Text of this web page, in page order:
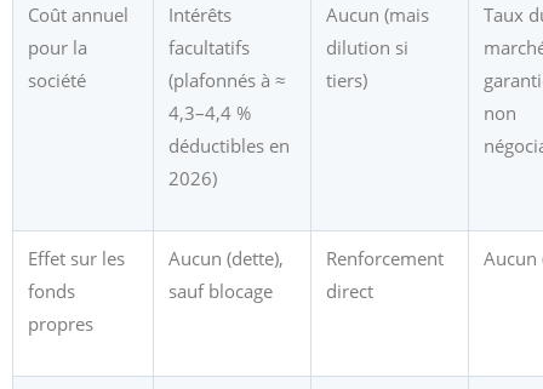
Coût annuel
pour la
société
Intérêts
facultatifs
(plafonnés à ≈
4,3–4,4 %
déductibles en
2026)
Aucun (mais
dilution si
tiers)
Taux
non
Effet sur les
fonds
propres
Aucun (dette),
sauf blocage
Renforcement
direct
Aucun